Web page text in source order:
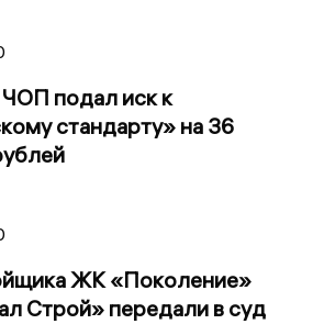
подал иск к
стандарту» на 36
ЖК «Поколение»
Строй» передали в суд